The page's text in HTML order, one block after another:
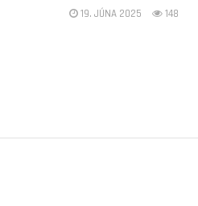
19. JÚNA 2025 148